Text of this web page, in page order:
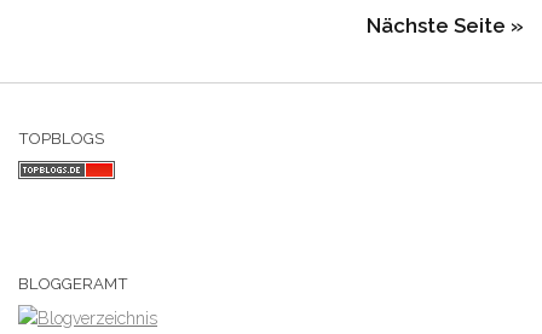
Nächste Seite »
TOPBLOGS
BLOGGERAMT